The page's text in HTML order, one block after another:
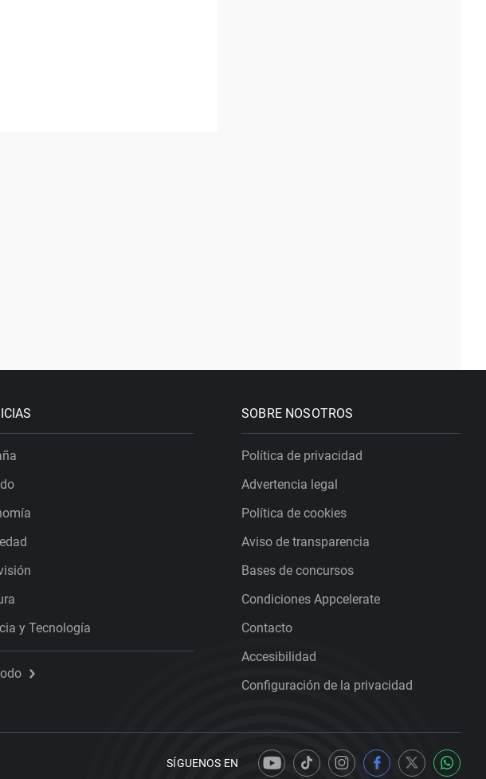
y Tecnología
SOBRE NOSOTROS
Política de privacidad
Advertencia legal
Política de cookies
Aviso de transparencia
Bases de concursos
Condiciones Appcelerate
Contacto
Accesibilidad
Configuración de la privacidad
SÍGUENOS EN